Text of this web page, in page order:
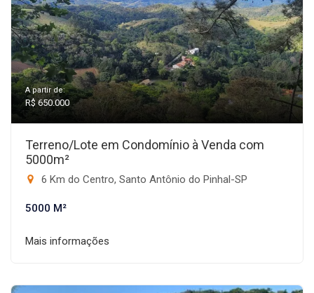
A partir de:
R$ 650.000
Terreno/Lote em Condomínio à Venda com
5000m²
6 Km do Centro, Santo Antônio do Pinhal-SP
5000 M²
Mais informações